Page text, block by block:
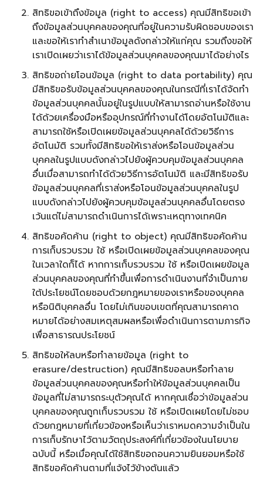
สิทธิขอเข้าถึงข้อมูล (right to access) คุณมีสิทธิขอเข้า
ถึงข้อมูลส่วนบุคคลของคุณที่อยู่ในความรับผิดชอบของเรา
และขอให้เราทำสำเนาข้อมูลดังกล่าวให้แก่คุณ รวมถึงขอให้
เราเปิดเผยว่าเราได้ข้อมูลส่วนบุคคลของคุณมาได้อย่างไร
สิทธิขอถ่ายโอนข้อมูล (right to data portability) คุณ
มีสิทธิขอรับข้อมูลส่วนบุคคลของคุณในกรณีที่เราได้จัดทำ
ข้อมูลส่วนบุคคลนั้นอยู่ในรูปแบบให้สามารถอ่านหรือใช้งาน
ได้ด้วยเครื่องมือหรืออุปกรณ์ที่ทำงานได้โดยอัตโนมัติและ
สามารถใช้หรือเปิดเผยข้อมูลส่วนบุคคลได้ด้วยวิธีการ
อัตโนมัติ รวมทั้งมีสิทธิขอให้เราส่งหรือโอนข้อมูลส่วน
บุคคลในรูปแบบดังกล่าวไปยังผู้ควบคุมข้อมูลส่วนบุคคล
อื่นเมื่อสามารถทำได้ด้วยวิธีการอัตโนมัติ และมีสิทธิขอรับ
ข้อมูลส่วนบุคคลที่เราส่งหรือโอนข้อมูลส่วนบุคคลในรูป
แบบดังกล่าวไปยังผู้ควบคุมข้อมูลส่วนบุคคลอื่นโดยตรง
เว้นแต่ไม่สามารถดำเนินการได้เพราะเหตุทางเทคนิค
สิทธิขอคัดค้าน (right to object) คุณมีสิทธิขอคัดค้าน
การเก็บรวบรวม ใช้ หรือเปิดเผยข้อมูลส่วนบุคคลของคุณ
ในเวลาใดก็ได้ หากการเก็บรวบรวม ใช้ หรือเปิดเผยข้อมูล
ส่วนบุคคลของคุณที่ทำขึ้นเพื่อการดำเนินงานที่จำเป็นภาย
ใต้ประโยชน์โดยชอบด้วยกฎหมายของเราหรือของบุคคล
หรือนิติบุคคลอื่น โดยไม่เกินขอบเขตที่คุณสามารถคาด
หมายได้อย่างสมเหตุสมผลหรือเพื่อดำเนินการตามภารกิจ
เพื่อสาธารณประโยชน์
สิทธิขอให้ลบหรือทำลายข้อมูล (right to
erasure/destruction) คุณมีสิทธิขอลบหรือทำลาย
ข้อมูลส่วนบุคคลของคุณหรือทำให้ข้อมูลส่วนบุคคลเป็น
ข้อมูลที่ไม่สามารถระบุตัวคุณได้ หากคุณเชื่อว่าข้อมูลส่วน
บุคคลของคุณถูกเก็บรวบรวม ใช้ หรือเปิดเผยโดยไม่ชอบ
ด้วยกฎหมายที่เกี่ยวข้องหรือเห็นว่าเราหมดความจำเป็นใน
การเก็บรักษาไว้ตามวัตถุประสงค์ที่เกี่ยวข้องในนโยบาย
ฉบับนี้ หรือเมื่อคุณได้ใช้สิทธิขอถอนความยินยอมหรือใช้
สิทธิขอคัดค้านตามที่แจ้งไว้ข้างต้นแล้ว